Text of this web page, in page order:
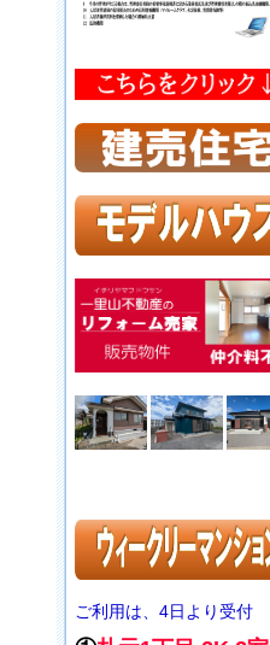
ご利用は、4日より受付